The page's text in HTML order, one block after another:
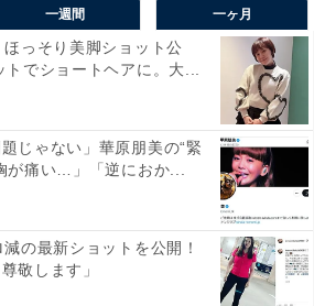
一週間 一ヶ月
っそり美脚ショット公
トでショートヘアに。大...
じゃない」華原朋美の“緊
が痛い…」「逆におか...
の最新ショットを公開！
敬します」